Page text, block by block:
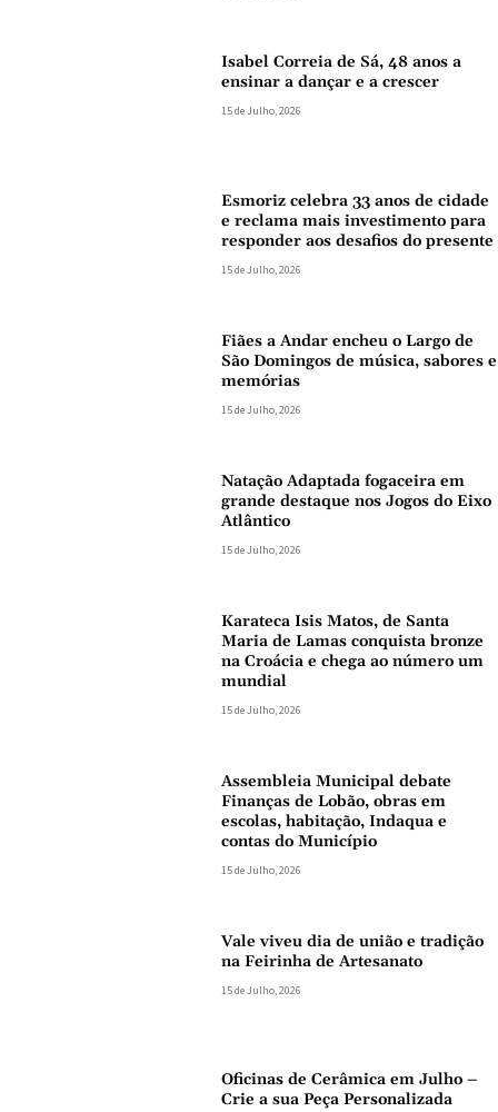
Isabel Correia de Sá, 48 anos a
ensinar a dançar e a crescer
15 de Julho, 2026
Esmoriz celebra 33 anos de cidade
e reclama mais investimento para
responder aos desafios do presente
15 de Julho, 2026
Fiães a Andar encheu o Largo de
São Domingos de música, sabores e
memórias
15 de Julho, 2026
Natação Adaptada fogaceira em
grande destaque nos Jogos do Eixo
Atlântico
15 de Julho, 2026
Karateca Isis Matos, de Santa
Maria de Lamas conquista bronze
na Croácia e chega ao número um
mundial
15 de Julho, 2026
Assembleia Municipal debate
Finanças de Lobão, obras em
escolas, habitação, Indaqua e
contas do Município
15 de Julho, 2026
Vale viveu dia de união e tradição
na Feirinha de Artesanato
15 de Julho, 2026
Oficinas de Cerâmica em Julho –
Crie a sua Peça Personalizada